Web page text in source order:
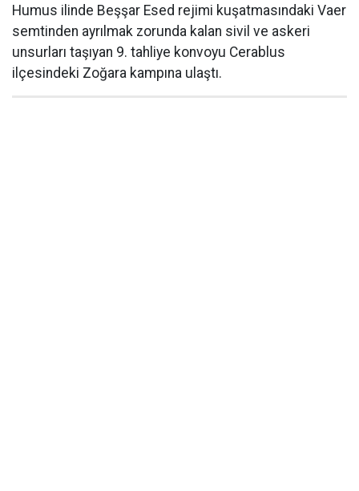
Humus ilinde Beşşar Esed rejimi kuşatmasındaki Vaer
semtinden ayrılmak zorunda kalan sivil ve askeri
unsurları taşıyan 9. tahliye konvoyu Cerablus
ilçesindeki Zoğara kampına ulaştı.